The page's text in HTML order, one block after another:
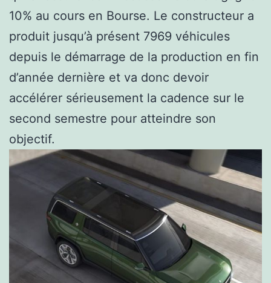
10% au cours en Bourse. Le constructeur a
produit jusqu’à présent 7969 véhicules
depuis le démarrage de la production en fin
d’année dernière et va donc devoir
accélérer sérieusement la cadence sur le
second semestre pour atteindre son
objectif.